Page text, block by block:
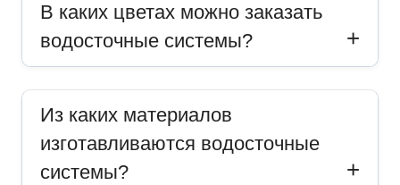
В каких цветах можно заказать
водосточные системы?
Из каких материалов
изготавливаются водосточные
системы?